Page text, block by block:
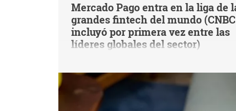
Mercado Pago entra en la liga de
grandes fintech del mundo
incluyó por primera vez entre las
líderes globales del sector)